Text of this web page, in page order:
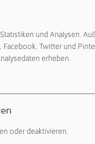
Voraussetzungen
nicht ausschließlich
gleichzeitig in
Luftleistung
Filter H14
an die technische
und Analysen.
Twitter und
erheben.
oder deaktivieren.